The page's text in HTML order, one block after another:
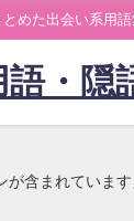
めた出会い系用語
語・
が含まれています